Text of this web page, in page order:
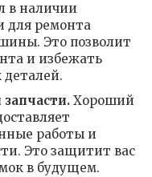
в наличии
для ремонта
Это позволит
и избежать
Хороший
работы и
Это защитит вас
в будущем.